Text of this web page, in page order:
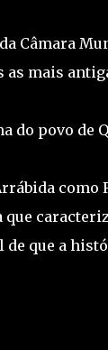
Câmara
mais
do povo de
como
que a